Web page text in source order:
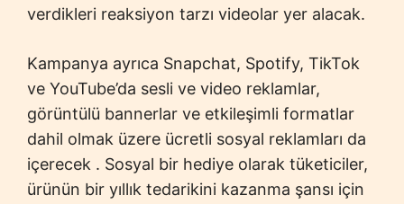
verdikleri reaksiyon tarzı videolar yer alacak.
Kampanya ayrıca Snapchat, Spotify, TikTok
ve YouTube’da sesli ve video reklamlar,
görüntülü bannerlar ve etkileşimli formatlar
dahil olmak üzere ücretli sosyal reklamları da
içerecek . Sosyal bir hediye olarak tüketiciler,
ürünün bir yıllık tedarikini kazanma şansı için